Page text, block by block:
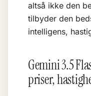
altså ikke den
tilbyder den
intelligens,
Gemini 3.5
priser,